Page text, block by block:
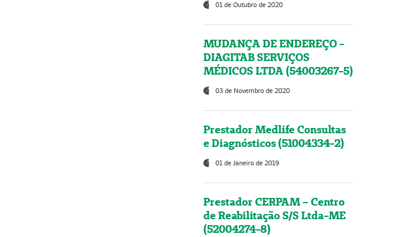
01 de Outubro de 2020
MUDANÇA DE ENDEREÇO -
DIAGITAB SERVIÇOS
MÉDICOS LTDA (54003267-5)
03 de Novembro de 2020
Prestador Medlife Consultas
e Diagnósticos (51004334-2)
01 de Janeiro de 2019
Prestador CERPAM – Centro
de Reabilitação S/S Ltda-ME
(52004274-8)